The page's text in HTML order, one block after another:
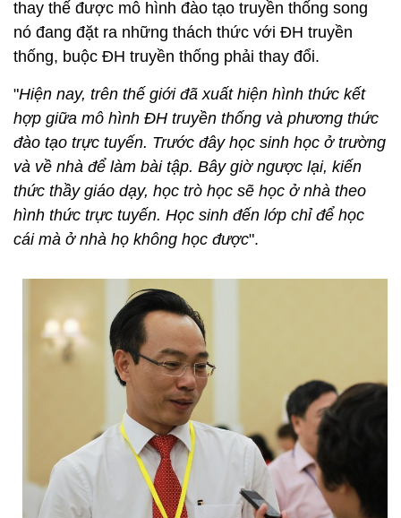
thay thế được mô hình đào tạo truyền thống song
nó đang đặt ra những thách thức với ĐH truyền
thống, buộc ĐH truyền thống phải thay đổi.
"Hiện nay, trên thế giới đã xuất hiện hình thức kết
hợp giữa mô hình ĐH truyền thống và phương thức
đào tạo trực tuyến. Trước đây học sinh học ở trường
và về nhà để làm bài tập. Bây giờ ngược lại, kiến
thức thầy giáo dạy, học trò học sẽ học ở nhà theo
hình thức trực tuyến. Học sinh đến lớp chỉ để học
cái mà ở nhà họ không học được".